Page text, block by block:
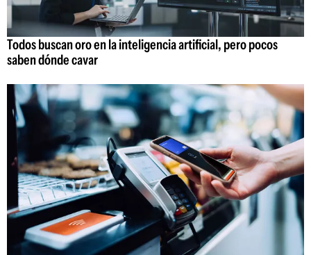
Todos buscan oro en la inteligencia artificial, pero pocos
saben dónde cavar